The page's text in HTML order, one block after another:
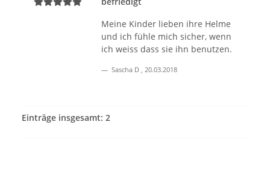
Meine Kinder lieben ihre Helme
und ich fühle mich sicher, wenn
ich weiss dass sie ihn benutzen.
Sascha D 20.03.2018
Einträge insgesamt: 2